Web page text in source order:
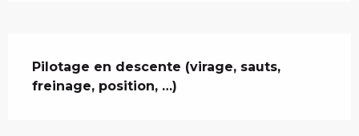
Pilotage en descente (virage, sauts,
freinage, position, …)